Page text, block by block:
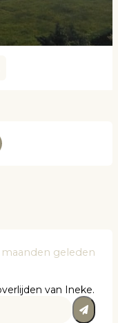
maanden geleden
van Ineke.